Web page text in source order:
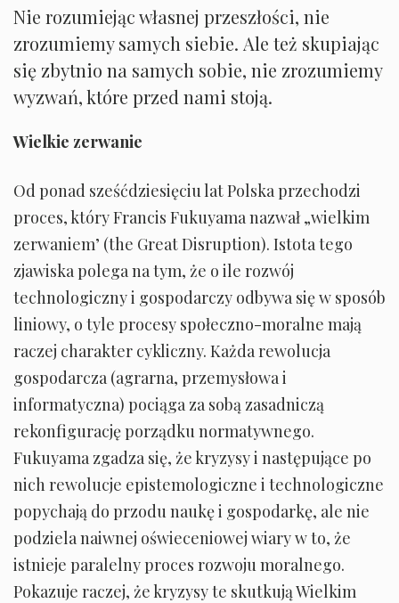
Nie rozumiejąc własnej przeszłości, nie
zrozumiemy samych siebie. Ale też skupiając
się zbytnio na samych sobie, nie zrozumiemy
wyzwań, które przed nami stoją.
Wielkie zerwanie
Od ponad sześćdziesięciu lat Polska przechodzi
proces, który Francis Fukuyama nazwał „wielkim
zerwaniem’ (the Great Disruption). Istota tego
zjawiska polega na tym, że o ile rozwój
technologiczny i gospodarczy odbywa się w sposób
liniowy, o tyle procesy społeczno-moralne mają
raczej charakter cykliczny. Każda rewolucja
gospodarcza (agrarna, przemysłowa i
informatyczna) pociąga za sobą zasadniczą
rekonfigurację porządku normatywnego.
Fukuyama zgadza się, że kryzysy i następujące po
nich rewolucje epistemologiczne i technologiczne
popychają do przodu naukę i gospodarkę, ale nie
podziela naiwnej oświeceniowej wiary w to, że
istnieje paralelny proces rozwoju moralnego.
Pokazuje raczej, że kryzysy te skutkują Wielkim